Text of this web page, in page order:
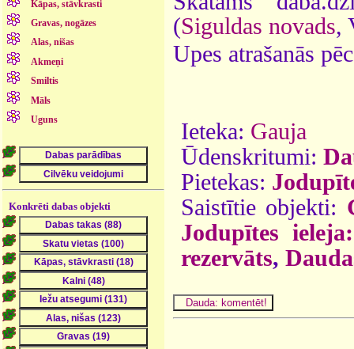
Kāpas, stāvkrasti
Gravas, nogāzes
Alas, nišas
Akmeņi
Smiltis
Māls
Uguns
Konkrēti dabas objekti
(Siguldas novads,
Upes atrašanās
Ieteka: Gauja
Ūdenskritumi:
Pietekas:
Saistītie objekti:
Jodupītes
rezervāts,